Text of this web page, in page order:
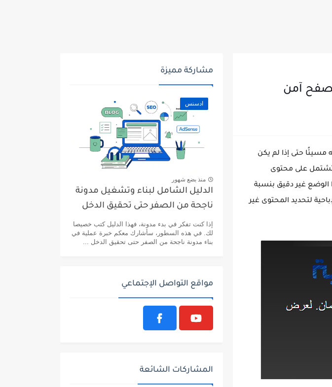
آمن
مسيئًا حتى إذا لم يكن
تشتمل على محتوى
الوضع غير دقيق بنسبة
لتحديد المحتوى غير
مشاركة مميزة
ادسنس
منذ بضع شهور
الدليل الشامل لبناء وتشغيل مدونة
ناجحة من الصفر حتى تحقيق الدخل
إذا كنت تفكر في بدء مدونة، فهذا الدليل كتب خصيصا
لك. في هذه السطور، سأشارك معكم خبرة عملية في
بناء مدونة ناجحة من الصفر حتى تحقيق الدخل ...
مواقع التواصل الإجتماعي
المشاركات الشائعة